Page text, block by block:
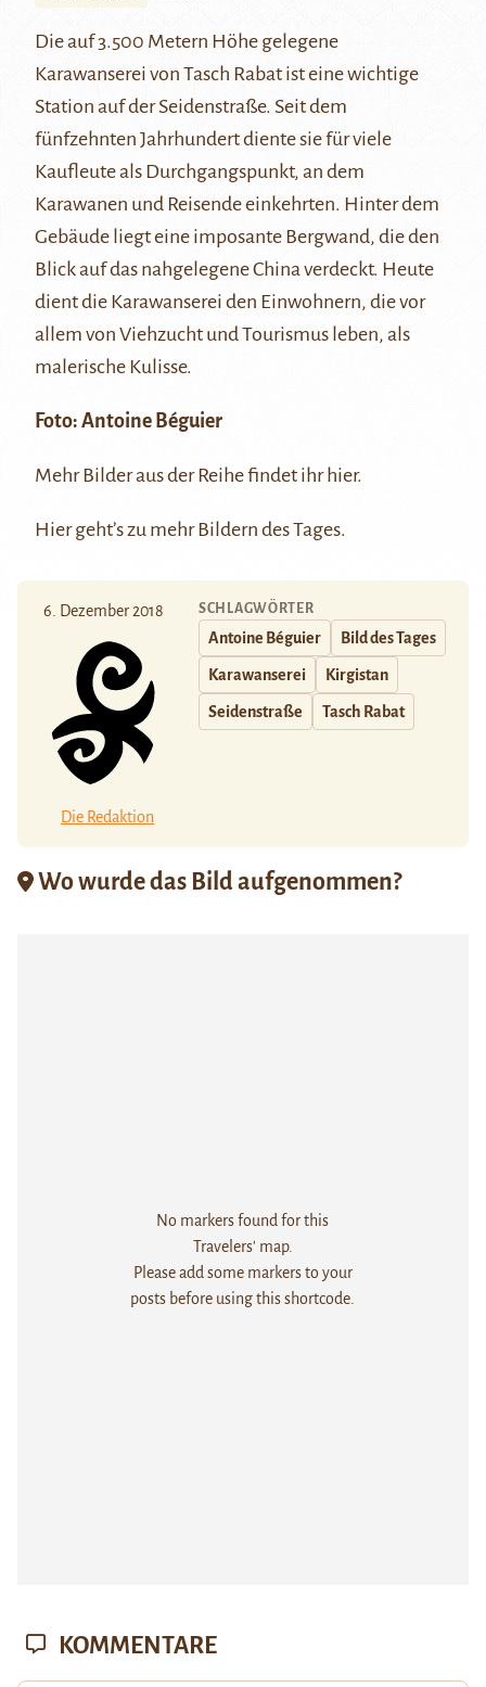
Die auf 3.500 Metern Höhe gelegene
Karawanserei von Tasch Rabat ist eine wichtige
Station auf derSeidenstraße. Seit dem
fünfzehnten Jahrhundert diente sie für viele
Kaufleute als Durchgangspunkt, an dem
Karawanen und Reisende einkehrten. Hinter dem
Gebäude liegt eine imposante Bergwand, die den
Blick auf das nahgelegene China verdeckt. Heute
dient die Karawanserei den Einwohnern, die vor
allem von Viehzucht und Tourismus leben, als
malerische Kulisse.
Foto: Antoine Béguier
Mehr Bilder aus der Reihe findet ihrhier.
Hiergeht’s zu mehr Bildern des Tages.
6. Dezember 2018
Die Redaktion
SCHLAGWÖRTER
Antoine Béguier Bild des Tages
Karawanserei Kirgistan
Seidenstraße Tasch Rabat
Wo wurde das Bild aufgenommen?
No markers found for this
Travelers' map.
Please add some markers to your
posts before using this shortcode.
KOMMENTARE